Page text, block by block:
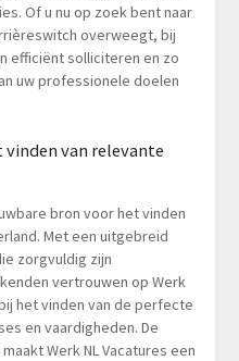
Of u nu op zoek bent naar
overweegt, bij
efficiënt solliciteren en zo
uw professionele doelen
van relevante
bron voor het vinden
Met een uitgebreid
zorgvuldig zijn
vertrouwen op Werk
het vinden van de perfecte
en vaardigheden. De
Werk NL Vacatures een